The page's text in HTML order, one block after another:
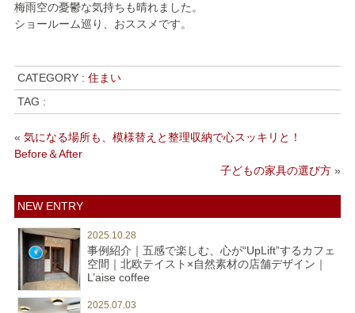
梅雨空の憂鬱な気持ちも晴れました。
ショールーム巡り、おススメです。
CATEGORY : 住まい
TAG :
« 気になる場所も、模様替えと整理収納で心スッキリと！
Before＆After
子どもの家具の選び方 »
NEW ENTRY
2025.10.28
事例紹介｜五感で楽しむ、心が“UpLift”するカフェ
空間｜北欧テイスト×自然素材の店舗デザイン｜
L’aise coffee
2025.07.03